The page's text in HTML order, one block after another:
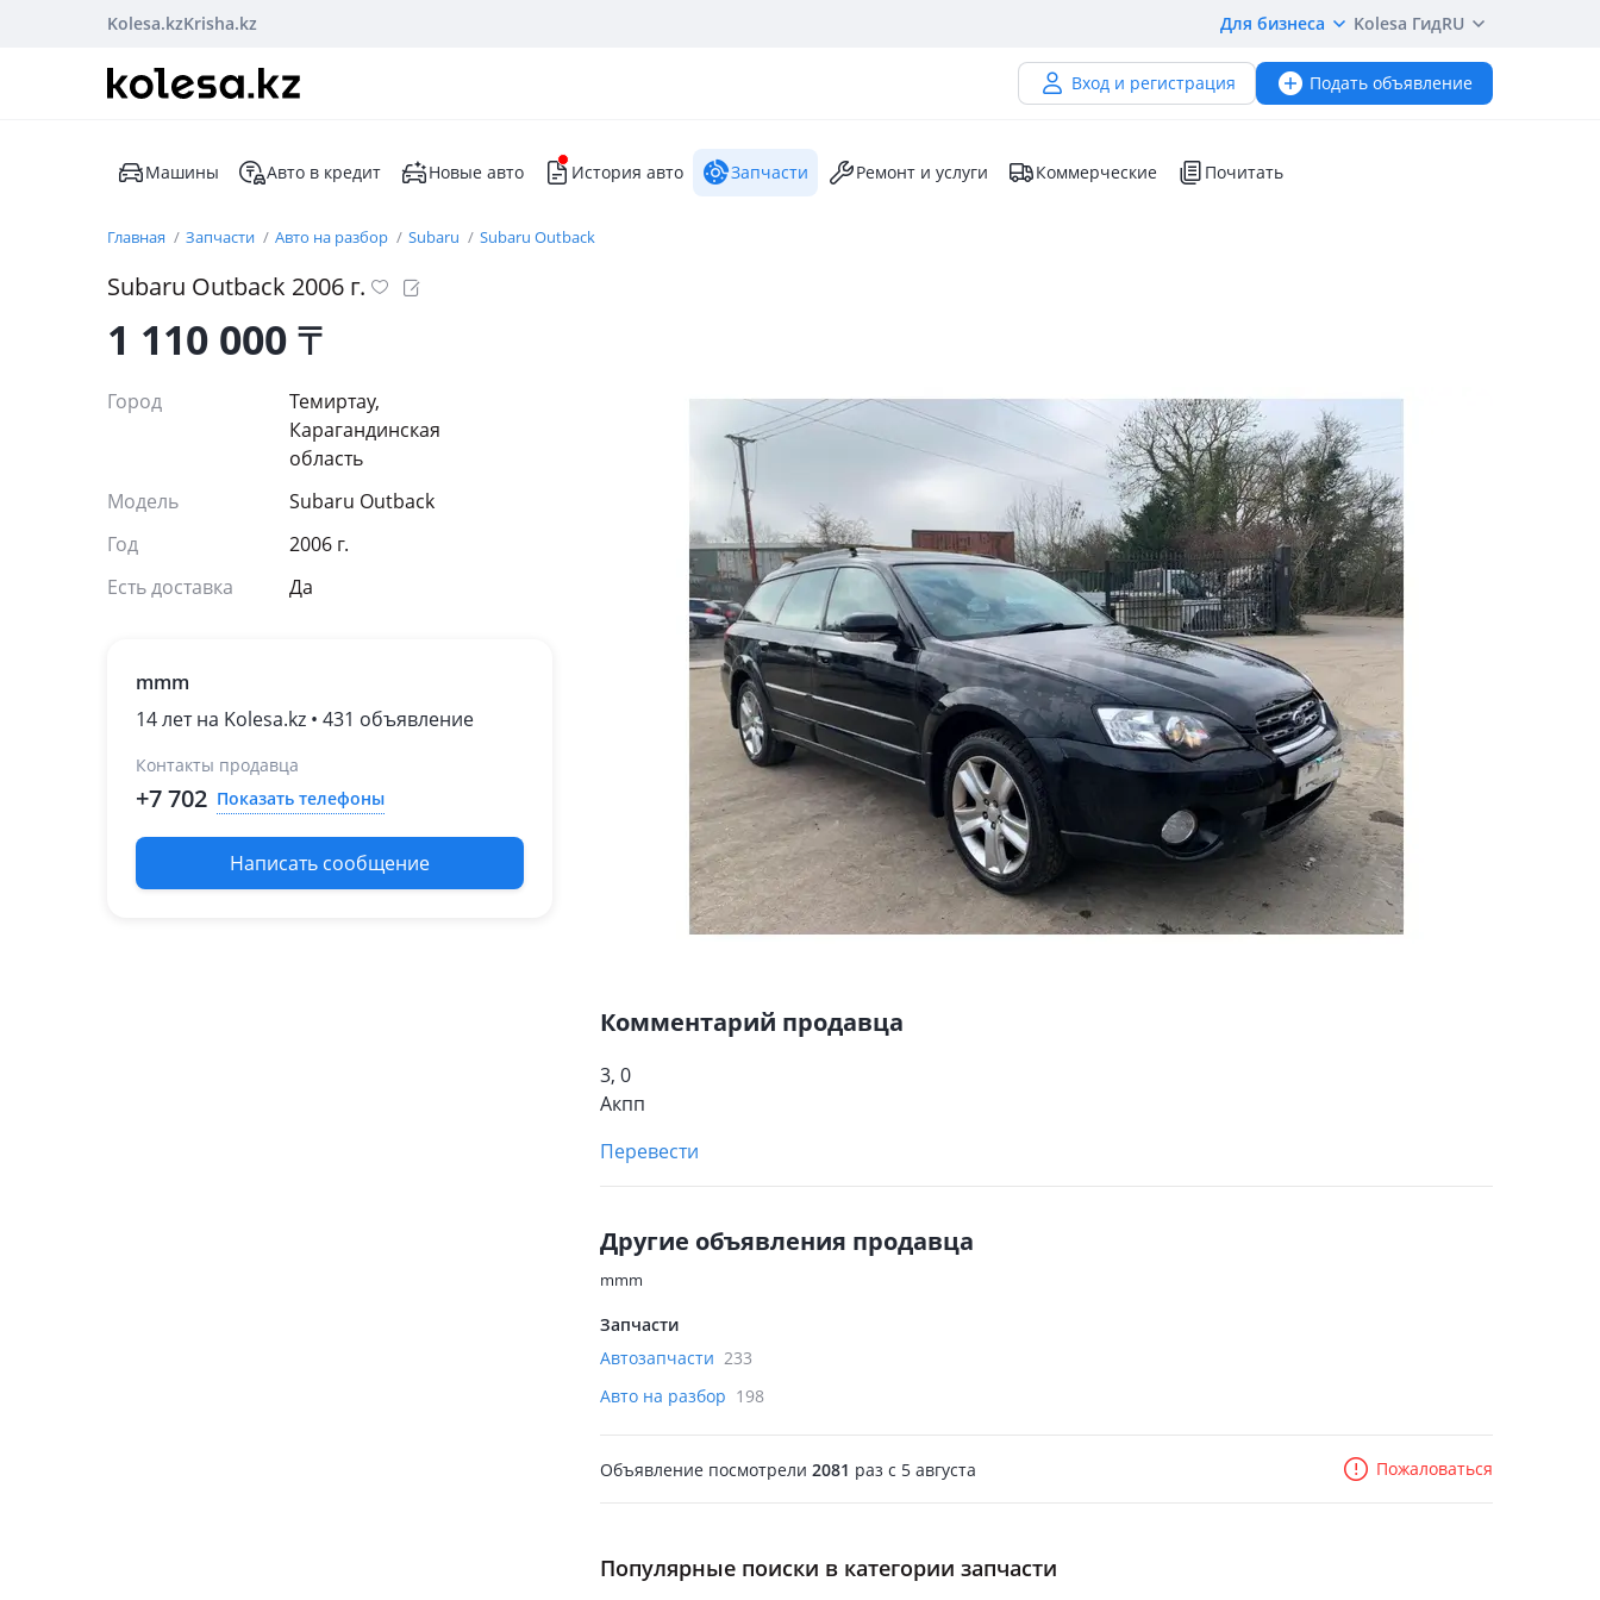
Kolesa.kzKrisha.kz Для бизнеса Kolesa ГидRU
Вход и регистрация Подать объявление
Машины Авто в кредит Новые авто История авто Запчасти Ремонт и услуги Коммерческие Почитать
Главная Запчасти Авто на разбор Subaru Subaru Outback
Subaru Outback 2006 г.
1 110 000₸
Город
Темиртау,
Карагандинская
область
Модель
Subaru Outback
Год
2006 г.
Есть доставка
Да
mmm
14 лет на Kolesa.kz • 431 объявление
Контакты продавца
+7 702 Показать телефоны
Написать сообщение
Комментарий продавца
3, 0
Акпп
Перевести
Другие объявления продавца
mmm
Запчасти
Автозапчасти 233
Авто на разбор 198
Объявление посмотрели 2081 раз c 5 августа Пожаловаться
Популярные поиски в категории запчасти